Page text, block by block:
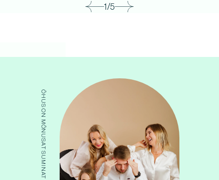
1/5
ÕHUS ON MÕNUSAT SUMINAT